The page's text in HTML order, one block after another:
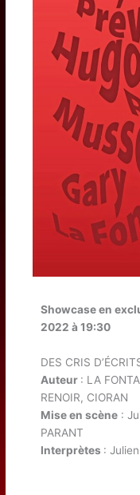
Showcase en
2022 à 19:30
DES CRIS
Auteur : LA
RENOIR, CIORAN
Mise en scène :
PARANT
Interprètes :